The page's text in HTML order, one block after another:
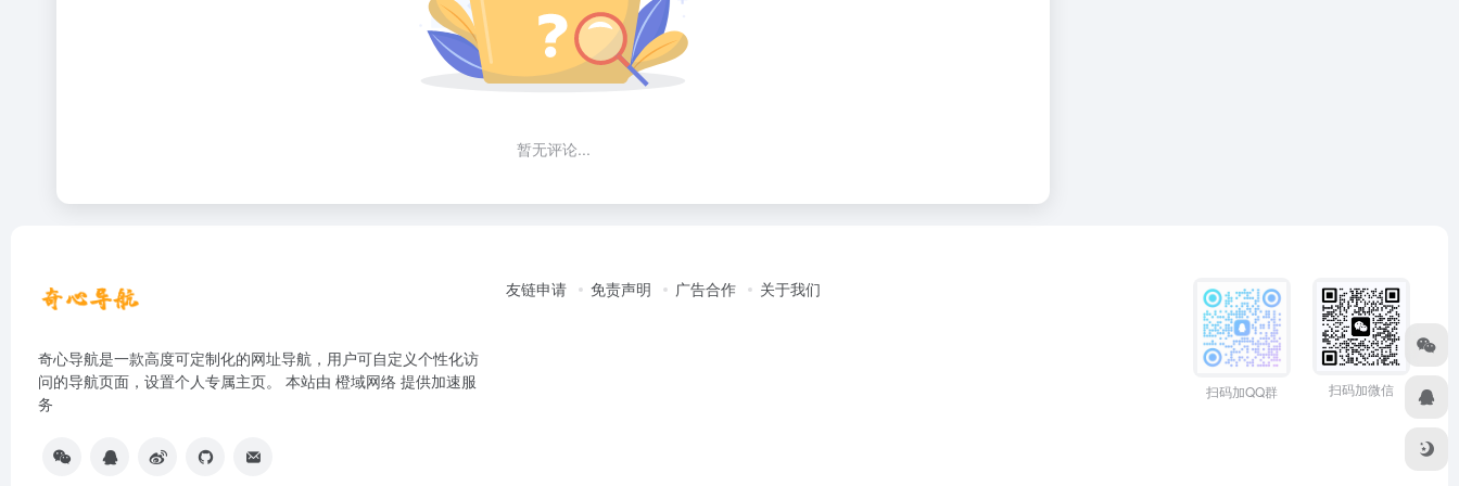
暂无评论...
奇心导航是一款高度可定制化的网址导航，用户可自定义个性化访
问的导航页面，设置个人专属主页。 本站由 橙域网络 提供加速服
务
友链申请 免责声明 广告合作 关于我们
扫码加QQ群 扫码加微信